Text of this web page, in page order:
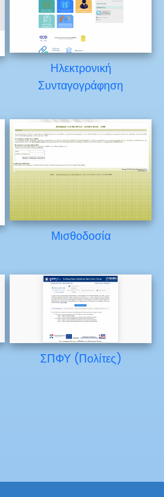
Ηλεκτρονική
Συνταγογράφηση
Μισθοδοσία
ΣΠΦΥ (Πολίτες)